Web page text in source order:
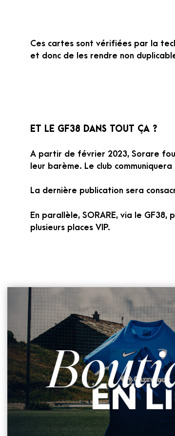
Ces cartes sont vérifiées par la
et donc de les rendre non
ET LE GF38 DANS TOUT ÇA ?
A partir de février 2023, Sorare
leur barème. Le club communiquera
La dernière publication sera
En parallèle, SORARE, via le
plusieurs places VIP.